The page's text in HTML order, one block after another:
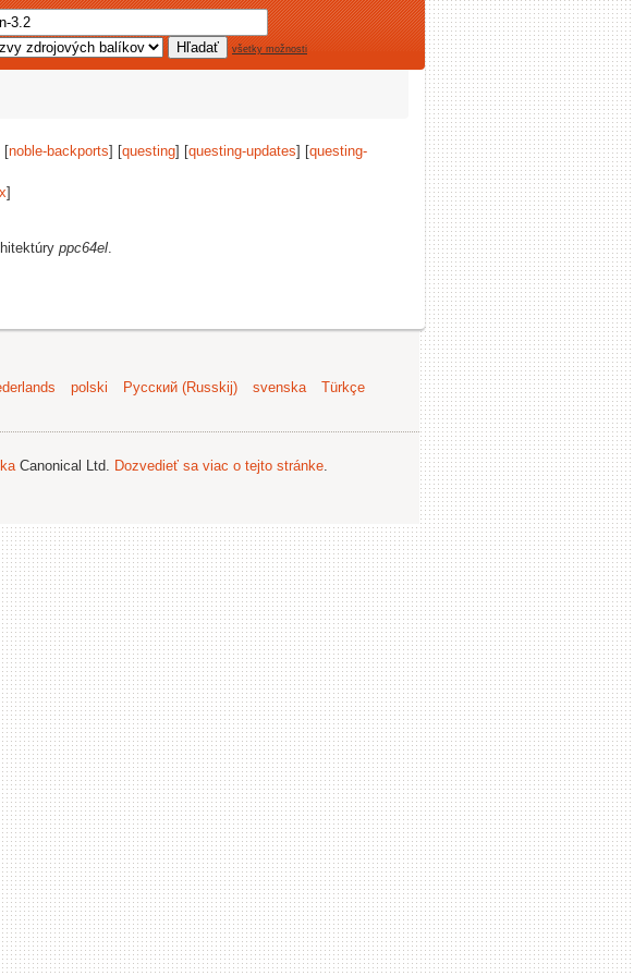
všetky možnosti
[noble-backports] [questing] [questing-updates] [questing-
]
ppc64el.
polski Русский (Russkij) svenska
Türkçe
Canonical Ltd. Dozvedieť sa viac o tejto stránke.